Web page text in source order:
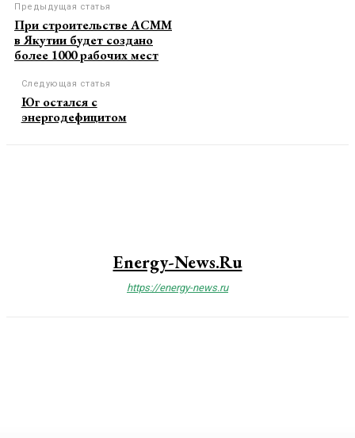
Предыдущая статья
При строительстве АСММ
в Якутии будет создано
более 1000 рабочих мест
Следующая статья
Юг остался с
энергодефицитом
Energy-News.ru
https://energy-news.ru